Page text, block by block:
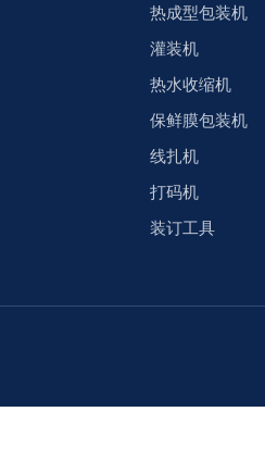
热成型包装机
灌装机
热水收缩机
保鲜膜包装机
线扎机
打码机
装订工具